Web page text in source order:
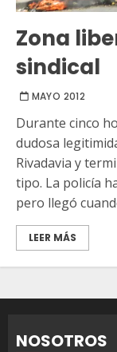
Zona
sindical
MAYO 2012
Durante cinco
dudosa
Rivadavia y
tipo. La policía
pero llegó
LEER MÁS
NOSOTROS